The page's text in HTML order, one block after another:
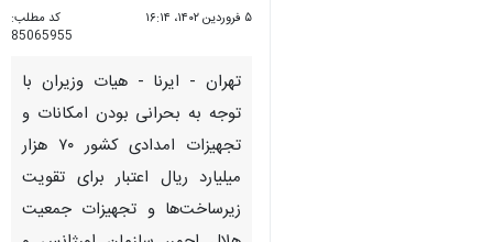
۵ فروردین ۱۴۰۲، ۱۶:۱۴
کد مطلب:
85065955
تهران - ایرنا - هیات وزیران با
توجه به بحرانی بودن امکانات و
تجهیزات امدادی کشور ۷۰ هزار
میلیارد ریال اعتبار برای تقویت
زیرساخت‌ها و تجهیزات جمعیت